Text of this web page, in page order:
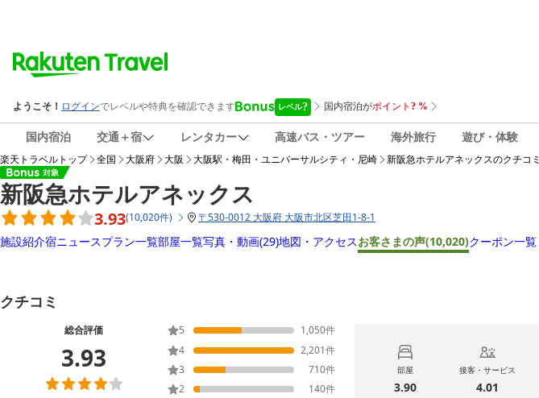
国内宿泊 交通＋宿 レンタカー 高速バス・ツアー 海外旅行 遊び・体験
楽天トラベルトップ 全国 大阪府 大阪 大阪駅・梅田・ユニバーサルシティ・尼崎 新阪急ホテルアネックスのクチコミ
新阪急ホテルアネックス
3.93(10,020件) 〒530-0012 大阪府 大阪市北区芝田1-8-1
施設紹介宿ニュースプラン一覧部屋一覧写真・動画(29)地図・アクセスお客さまの声(10,020)クーポン一覧
クチコミ
総合評価
3.93
5 1,050件
4
2,201件
3
710件
2
140件
部屋
3.90
接客・サービス
4.01